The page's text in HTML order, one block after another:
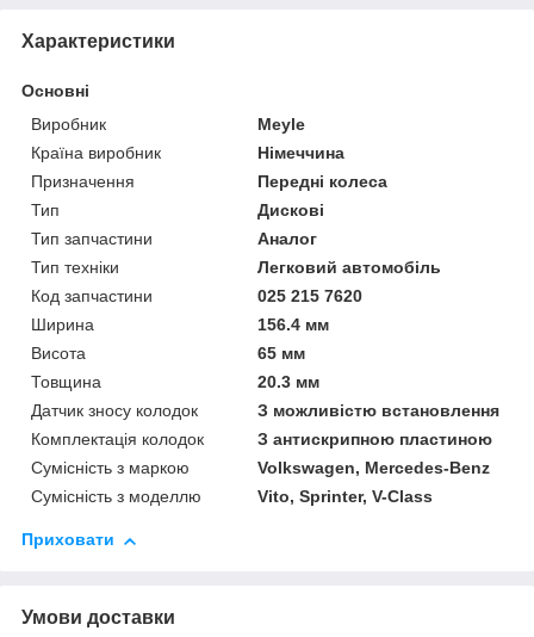
Характеристики
Основні
Виробник
Meyle
Країна виробник
Німеччина
Призначення
Передні колеса
Тип
Дискові
Тип запчастини
Аналог
Тип техніки
Легковий автомобіль
Код запчастини
025 215 7620
Ширина
156.4 мм
Висота
65 мм
Товщина
20.3 мм
Датчик зносу колодок
З можливістю встановлення
Комплектація колодок
З антискрипною пластиною
Сумісність з маркою
Volkswagen, Mercedes-Benz
Сумісність з моделлю
Vito, Sprinter, V-Class
Приховати
Умови доставки